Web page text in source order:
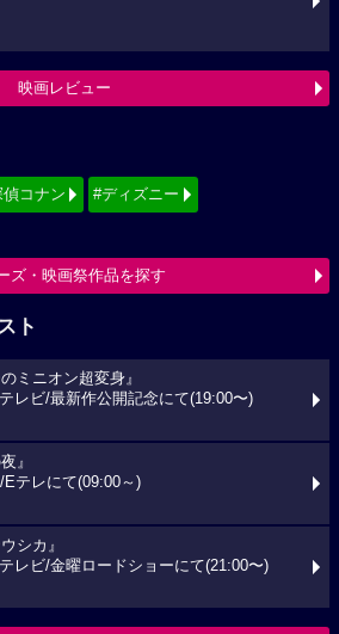
映画レビュー
コナン #ディズニー
ズ・映画祭作品を探す
ト
ミニオン超変身』
レビ/最新作公開記念にて(19:00〜)
』
Eテレにて(09:00～)
シカ』
レビ/金曜ロードショーにて(21:00〜)